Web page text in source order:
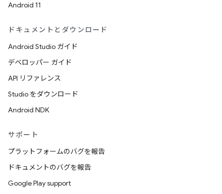
Android 11
ドキュメントとダウンロード
Android Studio ガイド
デベロッパー ガイド
API リファレンス
Studio をダウンロード
Android NDK
サポート
プラットフォームのバグを報告
ドキュメントのバグを報告
Google Play support